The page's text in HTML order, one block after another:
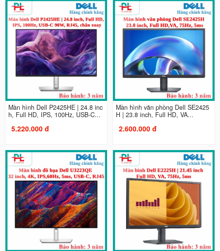
Màn hình Dell P2425HE | 24.8 inc
h, Full HD, IPS, 100Hz, USB-C...
5.220.000 đ
Màn hình văn phòng Dell SE2425
H | 23.8 inch, Full HD, VA...
2.600.000 đ